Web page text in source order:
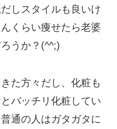
しスタイルも良いけ
くらい痩せたら老婆
うか？(^^;)
た方々だし、化粧も
バッチリ化粧してい
通の人はガタガタに